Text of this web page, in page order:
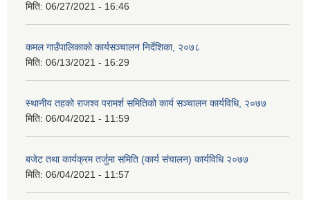
मिति: 06/27/2021 - 16:46
कमल गाउँपालिकाको कार्यसञ्‍चालन निर्देशिका, २०७८
मिति: 06/13/2021 - 16:29
स्थानीय तहको राजश्व परामर्श समितिको कार्य सञ्चालन कार्यविधि, २०७७
मिति: 06/04/2021 - 11:59
बजेट तथा कार्यक्रम तर्जुमा समिति (कार्य संचालन) कार्यविधि २०७७
मिति: 06/04/2021 - 11:57